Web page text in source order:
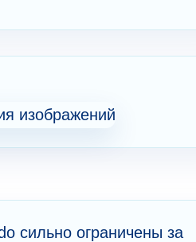
сильно ограничены за